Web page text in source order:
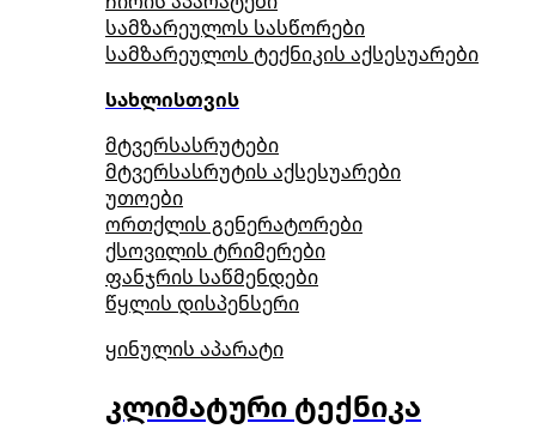
სამზარეულოს სასწორები
სამზარეულოს ტექნიკის აქსესუარები
სახლისთვის
მტვერსასრუტები
მტვერსასრუტის აქსესუარები
უთოები
ორთქლის გენერატორები
ქსოვილის ტრიმერები
ფანჯრის საწმენდები
წყლის დისპენსერი
ყინულის აპარატი
კლიმატური ტექნიკა